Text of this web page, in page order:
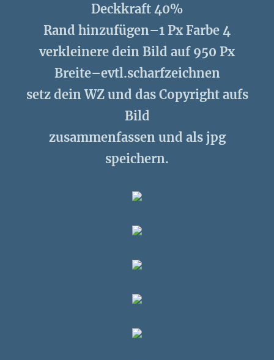
Deckkraft 40%
Rand hinzufügen–1 Px Farbe 4
verkleinere dein Bild auf 950 Px
Breite–evtl.scharfzeichnen
setz dein WZ und das Copyright aufs
Bild
zusammenfassen und als jpg
speichern.